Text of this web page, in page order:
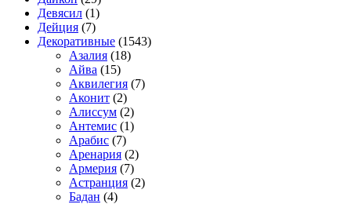
Девясил (1)
Дейция (7)
Декоративные (1543)
Азалия (18)
Айва (15)
Аквилегия (7)
Аконит (2)
Алиссум (2)
Антемис (1)
Арабис (7)
Аренария (2)
Армерия (7)
Астранция (2)
Бадан (4)